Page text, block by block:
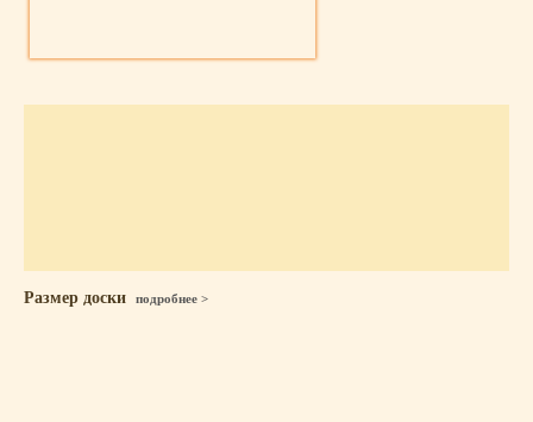
Размер доски подробнее >